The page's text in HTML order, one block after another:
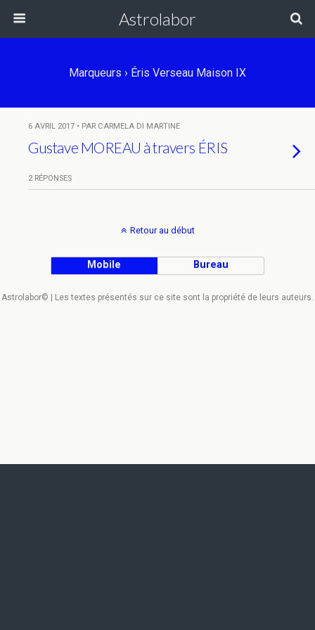
Astrolabor
Marqueurs › Éris Verseau Maison IX
6 AVRIL 2017 • PAR CARMELA DI MARTINE
Gustave MOREAU à travers ÉRIS
2 RÉPONSES
Retour au début
Mobile Bureau
Astrolabor© | Les textes présentés sur ce site sont la propriété de leurs auteurs.